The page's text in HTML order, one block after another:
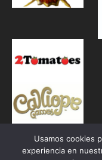
Usamos cookies
experiencia en